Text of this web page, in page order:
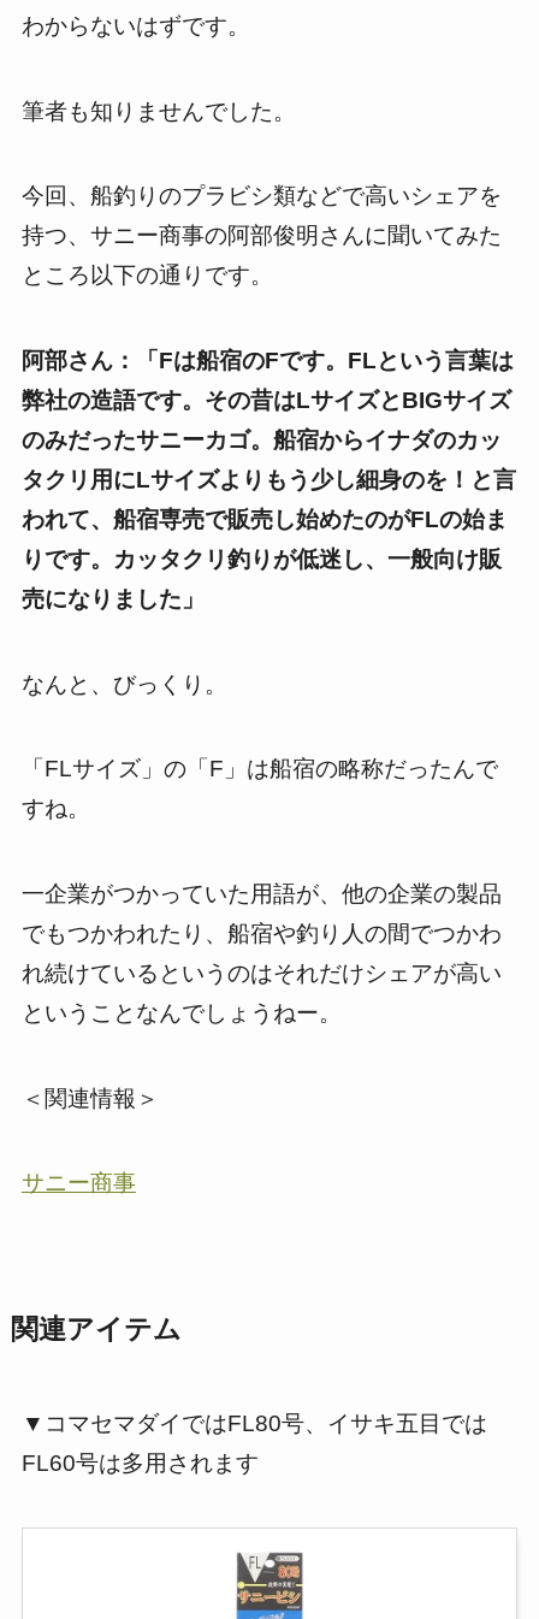
わからないはずです。
筆者も知りませんでした。
今回、船釣りのプラビシ類などで高いシェアを
持つ、サニー商事の阿部俊明さんに聞いてみた
ところ以下の通りです。
阿部さん：「Fは船宿のFです。FLという言葉は
弊社の造語です。その昔はLサイズとBIGサイズ
のみだったサニーカゴ。船宿からイナダのカッ
タクリ用にLサイズよりもう少し細身のを！と言
われて、船宿専売で販売し始めたのがFLの始ま
りです。カッタクリ釣りが低迷し、一般向け販
売になりました」
なんと、びっくり。
「FLサイズ」の「F」は船宿の略称だったんで
すね。
一企業がつかっていた用語が、他の企業の製品
でもつかわれたり、船宿や釣り人の間でつかわ
れ続けているというのはそれだけシェアが高い
ということなんでしょうねー。
＜関連情報＞
サニー商事
関連アイテム
▼コマセマダイではFL80号、イサキ五目では
FL60号は多用されます